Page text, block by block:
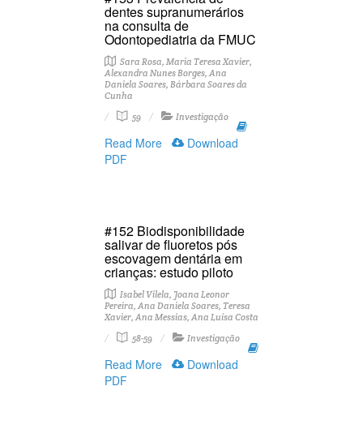
dentes supranumerários
na consulta de
Odontopediatria da FMUC
Sara Rosa, Maria Teresa Xavier,
Alexandra Nunes Borges, Ana
Daniela Soares, Bárbara Soares da
Cunha
59
Investigação
Read More
Download
PDF
#152 Biodisponibilidade
salivar de fluoretos pós
escovagem dentária em
crianças: estudo piloto
Isabel Vilela, Joana Leonor
Pereira, Ana Daniela Soares, Teresa
Xavier, Ana Messias, Ana Luísa Costa
58-59
Investigação
Read More
Download
PDF